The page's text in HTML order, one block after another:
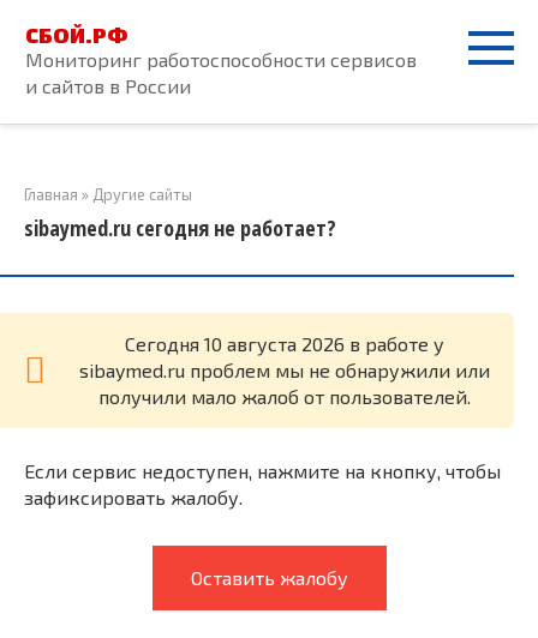
контенту
СБОЙ.РФ
Мониторинг работоспособности сервисов
и сайтов в России
Главная » Другие сайты
sibaymed.ru сегодня не работает?
Cегодня 10 августа 2026 в работе у
sibaymed.ru проблем мы не обнаружили или
получили мало жалоб от пользователей.
Если сервис недоступен, нажмите на кнопку, чтобы
зафиксировать жалобу.
Оставить жалобу